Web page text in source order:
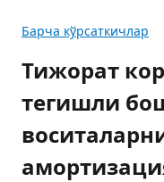
Барча кўрсаткичлар
Тижорат
тегишли